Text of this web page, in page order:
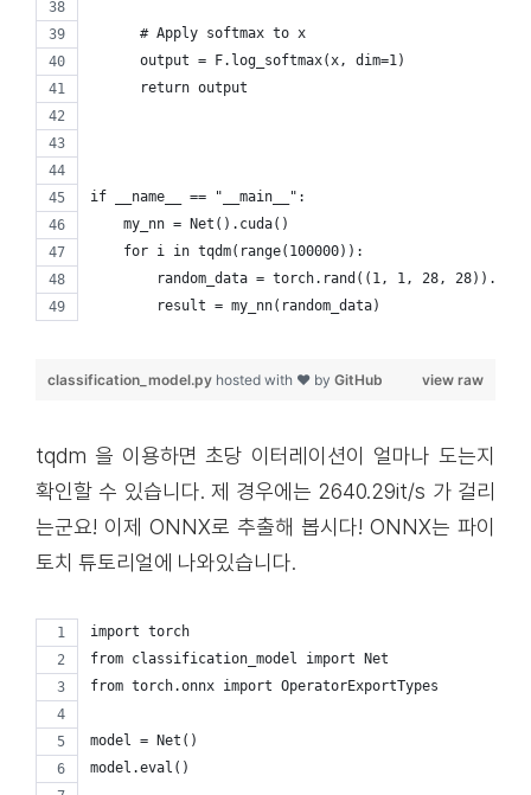
      # Apply softmax to x
      output = F.log_softmax(x, dim=1)
      return output
if __name__ == "__main__":
    my_nn = Net().cuda()
    for i in tqdm(range(100000)):
random_data = torch.rand((1, 1, 28,
        result = my_nn(random_data)
view raw
classification_model.py hosted with ❤ by GitHub
tqdm 을 이용하면 초당 이터레이션이 얼마나 도는지
확인할 수 있습니다. 제 경우에는 2640.29it/s 가 걸리
는군요! 이제 ONNX로 추출해 봅시다! ONNX는 파이
토치 튜토리얼에 나와있습니다.
import torch
from classification_model import Net
from torch.onnx import OperatorExportTypes
model = Net()
model.eval()